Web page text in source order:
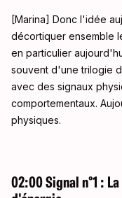
[Marina] Donc l'idée
décortiquer ensemble
en particulier
souvent d'une trilogie
avec des signaux
comportementaux.
physiques.
02:00 Signal n°1 :